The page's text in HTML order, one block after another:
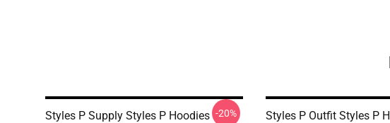
Styles P Supply Styles P Hoodies -20% Styles P Outfit Styles P